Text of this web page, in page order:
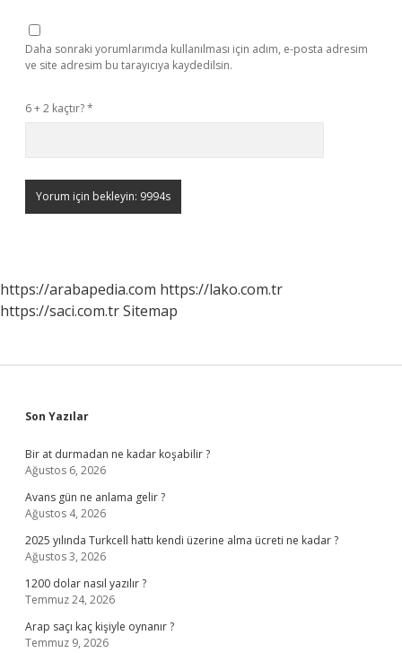
Daha sonraki yorumlarımda kullanılması için adım, e-posta adresim
ve site adresim bu tarayıcıya kaydedilsin.
6 + 2 kaçtır?*
https://arabapedia.com https://lako.com.tr
https://saci.com.trSitemap
Sidebar
Son Yazılar
Bir at durmadan ne kadar koşabilir ?
Ağustos 6, 2026
Avans gün ne anlama gelir ?
Ağustos 4, 2026
2025 yılında Turkcell hattı kendi üzerine alma ücreti ne kadar ?
Ağustos 3, 2026
1200 dolar nasıl yazılır ?
Temmuz 24, 2026
Arap saçı kaç kişiyle oynanır ?
Temmuz 9, 2026